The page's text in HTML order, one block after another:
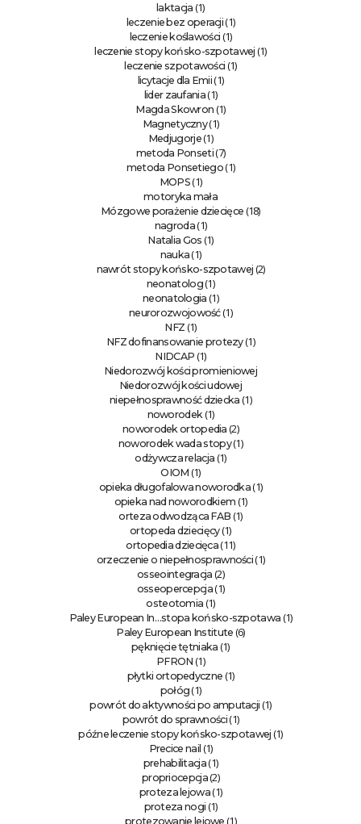
laktacja (1)
leczenie bez operacji (1)
leczenie koślawości (1)
leczenie stopy końsko-szpotawej (1)
leczenie szpotawości (1)
licytacje dla Emii (1)
lider zaufania (1)
Magda Skowron (1)
Magnetyczny(1)
Medjugorje(1)
metoda Ponseti (7)
metoda Ponsetiego(1)
MOPS (1)
motoryka mała
Mózgowe porażenie dziecięce (18)
nagroda(1)
Natalia Gos (1)
nauka (1)
nawrót stopy końsko-szpotawej (2)
neonatolog(1)
neonatologia (1)
neurorozwojowość(1)
NFZ (1)
NFZ dofinansowanie protezy(1)
NIDCAP (1)
Niedorozwój kości promieniowej
Niedorozwój kości udowej
niepełnosprawność dziecka (1)
noworodek(1)
noworodek ortopedia (2)
noworodek wada stopy(1)
odżywcza relacja (1)
OIOM (1)
opieka długofalowa noworodka (1)
opieka nad noworodkiem (1)
orteza odwodząca FAB (1)
ortopeda dziecięcy(1)
ortopedia dziecięca (11)
orzeczenie o niepełnosprawności (1)
osseointegracja (2)
osseopercepcja (1)
osteotomia (1)
Paley European In…stopa końsko-szpotawa (1)
Paley European Institute (6)
pęknięcie tętniaka (1)
PFRON (1)
płytki ortopedyczne (1)
połóg (1)
powrót do aktywności po amputacji (1)
powrót do sprawności(1)
późne leczenie stopy końsko-szpotawej (1)
Precice nail (1)
prehabilitacja (1)
propriocepcja(2)
proteza lejowa (1)
proteza nogi (1)
protezowanie lejowe (1)